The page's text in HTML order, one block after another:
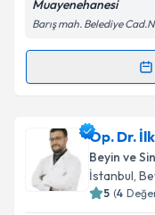
Metni'ni
kapsamda
Muayenehanesi
Barış mah. Belediye
Randevu
Prof. Dr.
talebi oluşturun.
için bir takvim
bilgilendireceğiz.
Op. Dr.
Beyin ve
İstanbul,
5 (4